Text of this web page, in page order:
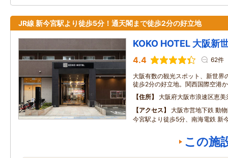
JR線 新今宮駅より徒歩5分！通天閣まで徒歩2分の好立地
KOKO HOTEL 大阪新
4.4 62件
大阪有数の観光スポット、新世界
徒歩2分の好立地。関西国際空港
住所
大阪府大阪市浪速区恵
アクセス
大阪市営地下鉄 動
今宮駅より徒歩5分、南海電鉄 新
この施